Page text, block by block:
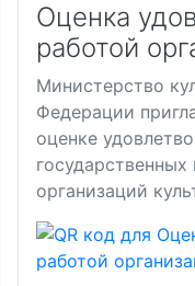
Оценка
работой
Министерство
Федерации
оценке
организаций